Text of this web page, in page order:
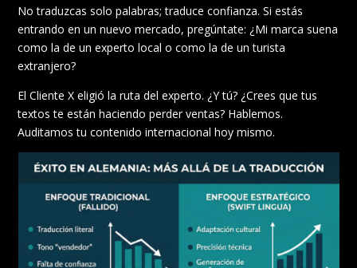
No traduzcas solo palabras; traduce confianza. Si estás
entrando en un nuevo mercado, pregúntate: ¿Mi marca suena
como la de un experto local o como la de un turista
extranjero?
El Cliente X eligió la ruta del experto. ¿Y tú? ¿Crees que tus
textos te están haciendo perder ventas? Hablemos.
Auditamos tu contenido internacional hoy mismo.